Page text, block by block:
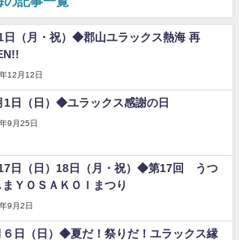
日（月・祝）◆郡山ユラックス熱海 再
12月12日
1日（日）◆ユラックス感謝の日
9月25日
日（日）18日（月・祝）◆第17回 うつ
まＹＯＳＡＫＯＩまつり
9月2日
６日（日）◆夏だ！祭りだ！ユラックス縁